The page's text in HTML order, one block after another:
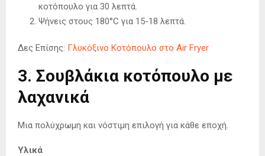
κοτόπουλο για 30 λεπτά.
Ψήνεις στους 180°C για 15-18 λεπτά.
Δες Επίσης: Γλυκόξινο Κοτόπουλο στο Air Fryer
3. Σουβλάκια κοτόπουλο με
λαχανικά
Μια πολύχρωμη και νόστιμη επιλογή για κάθε εποχή.
Υλικά